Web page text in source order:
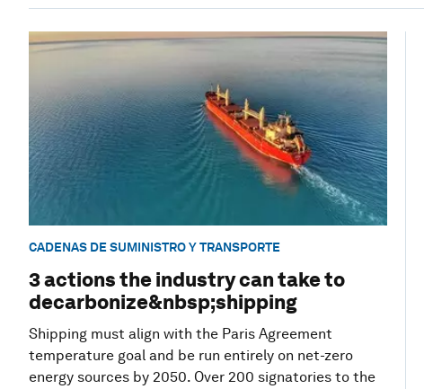
CADENAS DE SUMINISTRO Y TRANSPORTE
3 actions the industry can take to
decarbonize&nbsp;shipping
Shipping must align with the Paris Agreement
temperature goal and be run entirely on net-zero
energy sources by 2050. Over 200 signatories to the